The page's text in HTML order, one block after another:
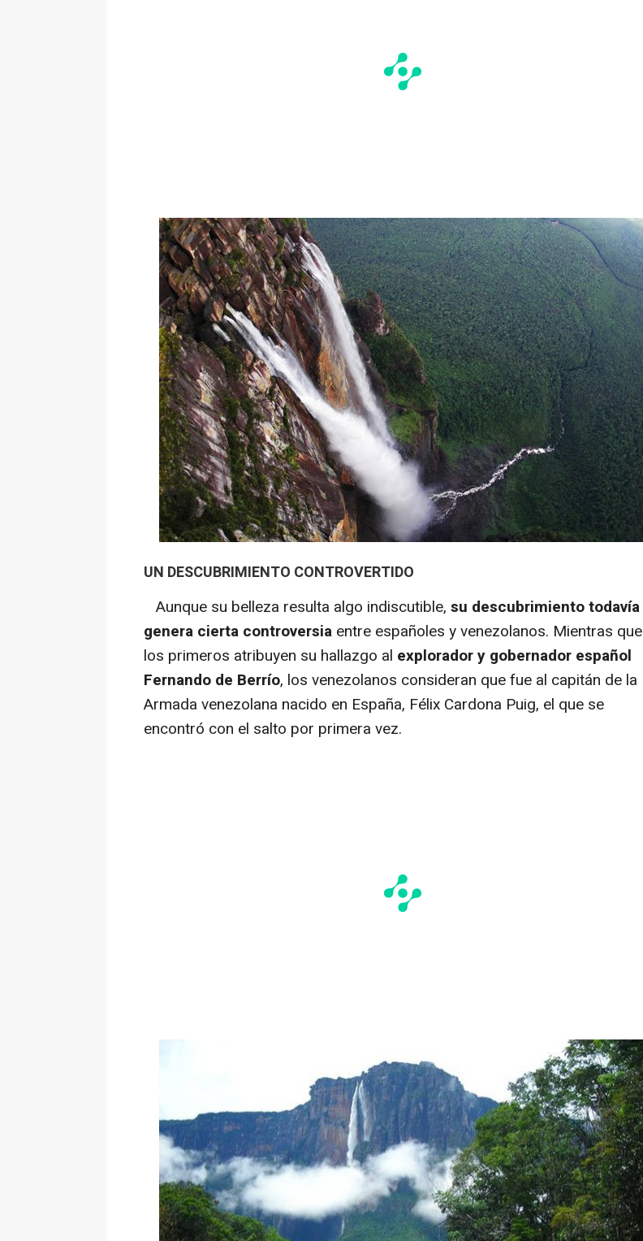
UN DESCUBRIMIENTO CONTROVERTIDO
Aunque su belleza resulta algo indiscutible, su descubrimiento todavía
genera cierta controversia entre españoles y venezolanos. Mientras que
los primeros atribuyen su hallazgo al explorador y gobernador español
Fernando de Berrío, los venezolanos consideran que fue al capitán de la
Armada venezolana nacido en España, Félix Cardona Puig, el que se
encontró con el salto por primera vez.